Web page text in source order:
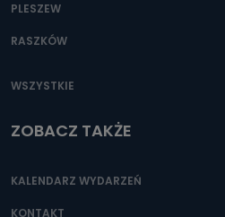
PLESZEW
RASZKÓW
WSZYSTKIE
ZOBACZ TAKŻE
KALENDARZ WYDARZEŃ
KONTAKT